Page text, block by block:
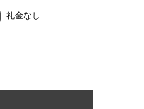
礼金なし